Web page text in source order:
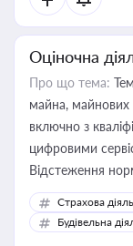
Оціночна
Про що тема:
майна, майнових
включно з
цифровими
Відстеження
корисне для
бухгалтера під
державного
Страхова
Будівельна